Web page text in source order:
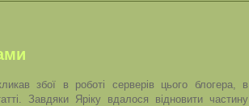
збої в роботі серверів цього блогера, в
Завдяки Яріку вдалося відновити частину